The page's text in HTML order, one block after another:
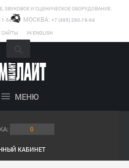
ЗВУКОВОЕ И СЦЕНИЧЕСКОЕ ОБОРУДОВАНИЕ.
541 МОСКВА: +7 (495) 260-18-64
САЙТЫ
IN ENGLISH
МЕНЮ
0
КАБИНЕТ